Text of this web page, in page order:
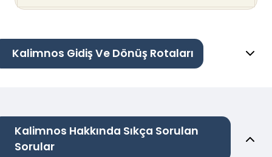
Kalimnos Gidiş Ve Dönüş Rotaları
Kalimnos Hakkında Sıkça Sorulan
Sorular